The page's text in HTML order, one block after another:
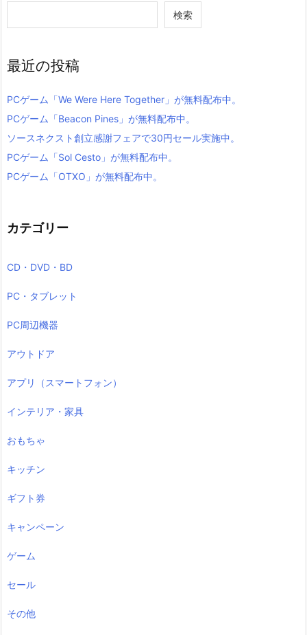
検索
最近の投稿
PCゲーム「We Were Here Together」が無料配布中。
PCゲーム「Beacon Pines」が無料配布中。
ソースネクスト創立感謝フェアで30円セール実施中。
PCゲーム「Sol Cesto」が無料配布中。
PCゲーム「OTXO」が無料配布中。
カテゴリー
CD・DVD・BD
PC・タブレット
PC周辺機器
アウトドア
アプリ（スマートフォン）
インテリア・家具
おもちゃ
キッチン
ギフト券
キャンペーン
ゲーム
セール
その他